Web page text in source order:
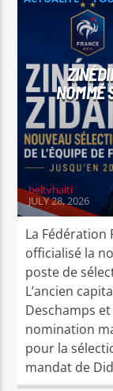
NOMMÉ
beltvhaiti
JULY 28, 2026
La Fédération
officialisé la
poste de
L’ancien
Deschamps et
nomination
pour la
mandat de